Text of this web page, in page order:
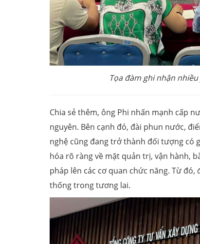
Tọa đàm ghi nhận
Chia sẻ thêm, ông Phi nhấn mạnh cấp
nguyên. Bên cạnh đó, đài phun nước,
nghệ cũng đang trở thành đối tượng có
hóa rõ ràng về mặt quản trị, vận hành,
pháp lên các cơ quan chức năng. Từ
thống trong tương lai.